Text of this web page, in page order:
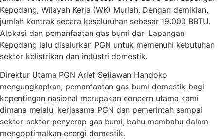
Kepodang, Wilayah Kerja (WK) Muriah. Dengan demikian,
jumlah kontrak secara keseluruhan sebesar 19.000 BBTU.
Alokasi dan pemanfaatan gas bumi dari Lapangan
Kepodang lalu disalurkan PGN untuk memenuhi kebutuhan
sektor kelistrikan dan industri domestik.
Direktur Utama PGN Arief Setiawan Handoko
mengungkapkan, pemanfaatan gas bumi domestik bagi
kepentingan nasional merupakan concern utama kami
dimana melalui kerjasama PGN dan pemerintah sampai
sektor-sektor penyerap gas bumi, bahu membahu dalam
mengoptimalkan energi domestik.